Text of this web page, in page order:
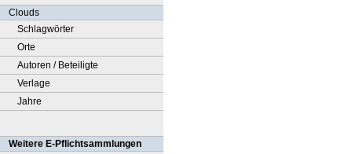
Clouds
Schlagwörter
Orte
Autoren / Beteiligte
Verlage
Jahre
Weitere E-Pflichtsammlungen